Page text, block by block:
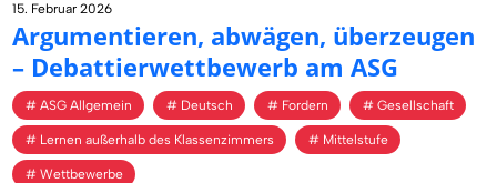
15. Februar 2026
Ar­gu­men­tie­ren, ab­wä­gen, über­zeu­gen
– De­bat­tier­wett­be­werb am ASG
ASG Allgemein Deutsch Fordern Gesellschaft
Lernen außerhalb des Klassenzimmers Mittelstufe
Wettbewerbe